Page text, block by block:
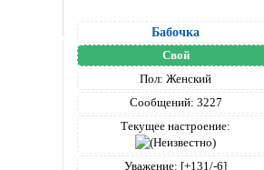
Бабочка
Свой
Пол: Женский
Сообщений: 3227
Текущее настроение:
Уважение: [+131/-6]